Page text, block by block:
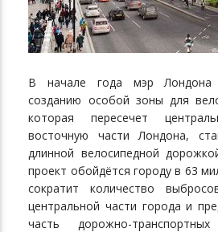
В начале года мэр
созданию особой зоны для
которая пересечет
восточную части Лондона,
длинной велосипедной
проект обойдётся городу в 63
сократит количество
центральной части города и
часть дорожно-